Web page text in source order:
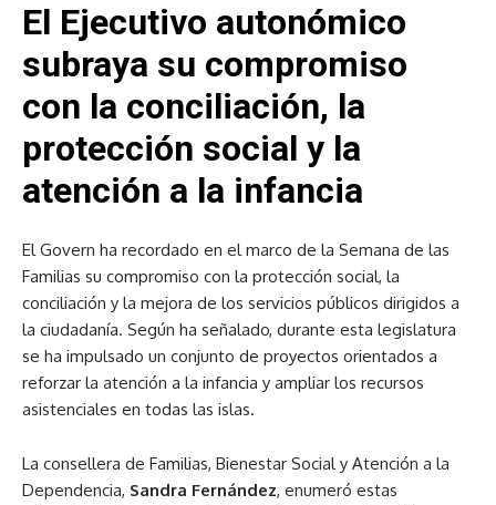
El Ejecutivo autonómico
subraya su compromiso
con la conciliación, la
protección social y la
atención a la infancia
El Govern ha recordado en el marco de la Semana de las
Familias su compromiso con la protección social, la
conciliación y la mejora de los servicios públicos dirigidos a
la ciudadanía. Según ha señalado, durante esta legislatura
se ha impulsado un conjunto de proyectos orientados a
reforzar la atención a la infancia y ampliar los recursos
asistenciales en todas las islas.
La consellera de Familias, Bienestar Social y Atención a la
Dependencia, Sandra Fernández, enumeró estas